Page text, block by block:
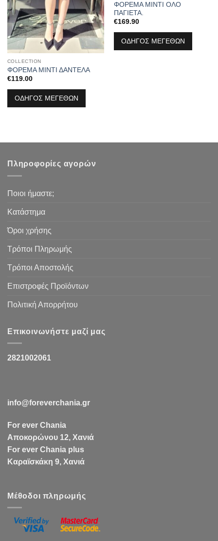
COLLECTION
ΦΟΡΕΜΑ ΜΙΝΤΙ ΔΑΝΤΕΛΑ
€119.00
ΟΔΗΓΟΣ ΜΕΓΕΘΩΝ
ΦΟΡΕΜΑ ΜΙΝΤΙ ΟΛΟ
ΠΑΓΙΕΤΑ.
€169.90
ΟΔΗΓΟΣ ΜΕΓΕΘΩΝ
Πληροφορίες αγορών
Ποιοι ήμαστε;
Κατάστημα
Όροι χρήσης
Τρόποι Πληρωμής
Τρόποι Αποστολής
Επιστροφές Προϊόντων
Πολιτική Απορρήτου
Επικοινωνήστε μαζί μας
2821002061
info@foreverchania.gr
For ever Chania
Αποκορώνου 12, Χανιά
For ever Chania plus
Καραϊσκάκη 9, Χανιά
Μέθοδοι πληρωμής